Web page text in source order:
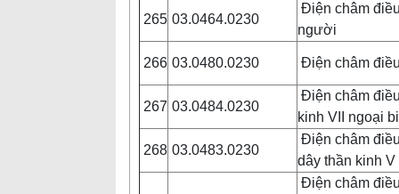
265 03.0464.0230
Điện châm
người
266 03.0480.0230 Điện châm
267 03.0484.0230
Điện châm
kinh VII ngoại
268 03.0483.0230
Điện châm
dây thần kinh V
Điện châm